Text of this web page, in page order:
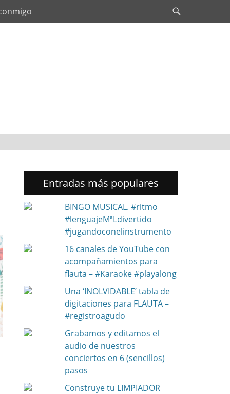
Entradas más populares
BINGO MUSICAL. #ritmo
#lenguajeMªLdivertido
#jugandoconelinstrumento
16 canales de YouTube con
acompañamientos para
flauta – #Karaoke #playalong
Una ‘INOLVIDABLE’ tabla de
digitaciones para FLAUTA –
#registroagudo
Grabamos y editamos el
audio de nuestros
conciertos en 6 (sencillos)
pasos
Construye tu LIMPIADOR